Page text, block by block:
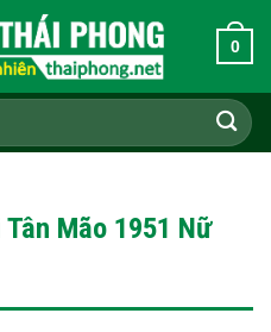
0
Mão 1951 Nữ